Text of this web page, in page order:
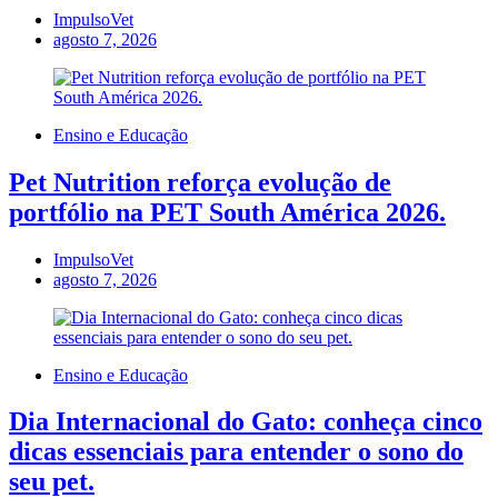
ImpulsoVet
agosto 7, 2026
Ensino e Educação
Pet Nutrition reforça evolução de
portfólio na PET South América 2026.
ImpulsoVet
agosto 7, 2026
Ensino e Educação
Dia Internacional do Gato: conheça cinco
dicas essenciais para entender o sono do
seu pet.